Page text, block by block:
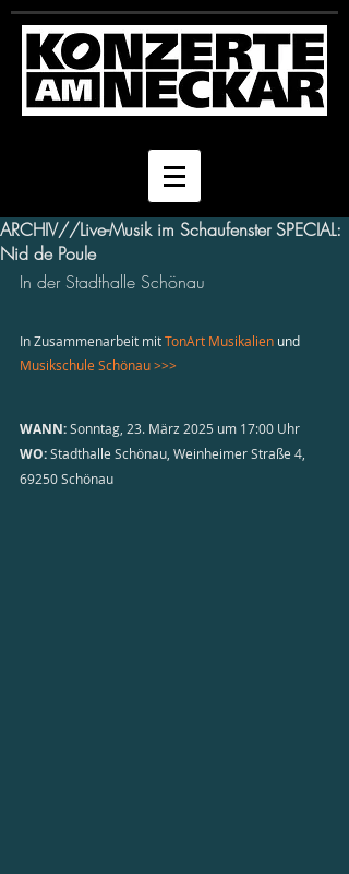
ARCHIV//Live-Musik im Schaufenster SPECIAL:
Nid de Poule
In der Stadthalle Schönau
In Zusammenarbeit mit TonArt Musikalien und
Musikschule Schönau >>>
WANN: Sonntag, 23. März 2025 um 17:00 Uhr
WO: Stadthalle Schönau, Weinheimer Straße 4,
69250 Schönau